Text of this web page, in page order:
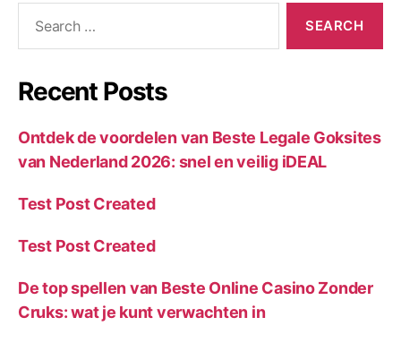
Recent Posts
Ontdek de voordelen van Beste Legale Goksites
van Nederland 2026: snel en veilig iDEAL
Test Post Created
Test Post Created
De top spellen van Beste Online Casino Zonder
Cruks: wat je kunt verwachten in